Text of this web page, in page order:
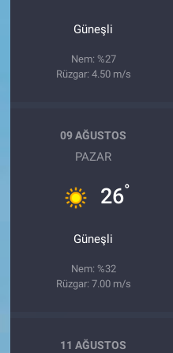
Güneşli
Nem: %27
Rüzgar: 4.50 m/s
09 AĞUSTOS
PAZAR
26°
Güneşli
Nem: %32
Rüzgar: 7.00 m/s
11 AĞUSTOS